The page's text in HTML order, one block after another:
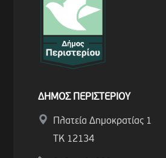
ΔΗΜΟΣ ΠΕΡΙΣΤΕΡΙΟΥ
Πλατεία Δημοκρατίας 1
ΤΚ 12134